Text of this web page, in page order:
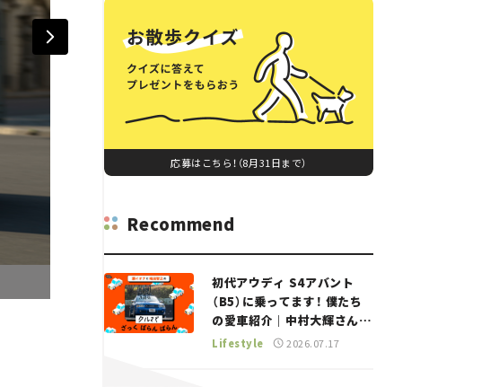
応募はこちら！（8月31日まで）
Recommend
初代アウディ S4アバント
（B5）に乗ってます！ 僕たち
の愛車紹介｜中村大輝さん
——瀬イオナと嶋田智之の
Lifestyle 2026.07.17